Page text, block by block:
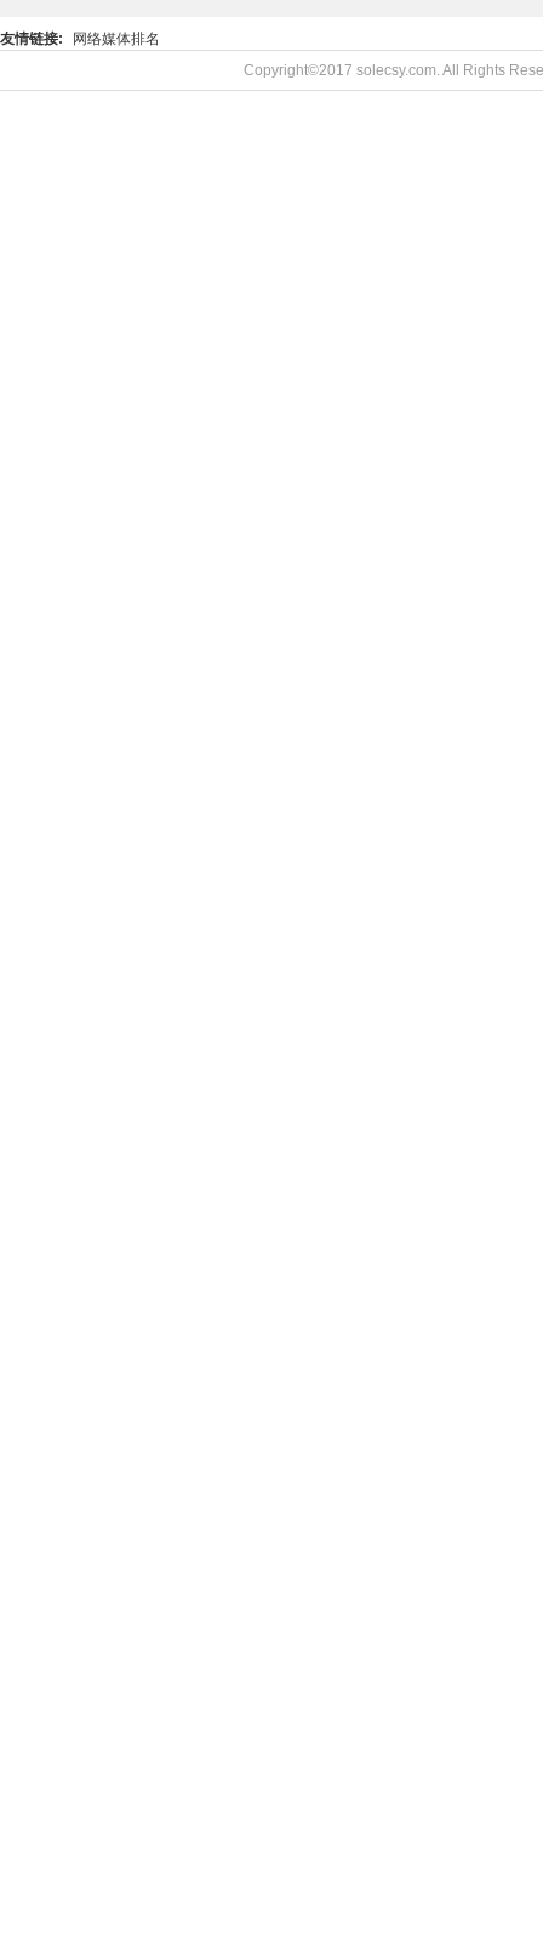
友情链接:
网络媒体排名
Copyright©2017 solecsy.com. All Rights